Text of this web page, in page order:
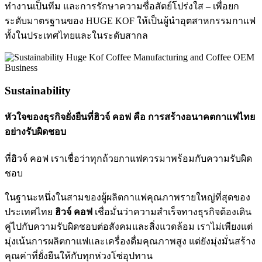
ทำงานเป็นทีม และการรักษาความซื่อสัตย์โปร่งใส – เพื่อยก
ระดับมาตรฐานของ HUGE KOF ให้เป็นผู้นำอุตสาหกรรมกาแฟ
ทั้งในประเทศไทยและในระดับสากล
Sustainability
หัวใจของธุรกิจยั่งยืนที่ฮิวจ์ คอฟ คือ การสร้างอนาคตกาแฟไทย
อย่างรับผิดชอบ
ที่ฮิวจ์ คอฟ เราเชื่อว่าทุกถ้วยกาแฟควรมาพร้อมกับความรับผิด
ชอบ
ในฐานะหนึ่งในสามของผู้ผลิตกาแฟคุณภาพรายใหญ่ที่สุดของ
ประเทศไทย ฮิวจ์ คอฟ เชื่อมั่นว่าความสำเร็จทางธุรกิจต้องเดิน
คู่ไปกับความรับผิดชอบต่อสังคมและสิ่งแวดล้อม เราไม่เพียงแต่
มุ่งเน้นการผลิตกาแฟและเครื่องดื่มคุณภาพสูง แต่ยังมุ่งมั่นสร้าง
คุณค่าที่ยั่งยืนให้กับทุกห่วงโซ่อุปทาน